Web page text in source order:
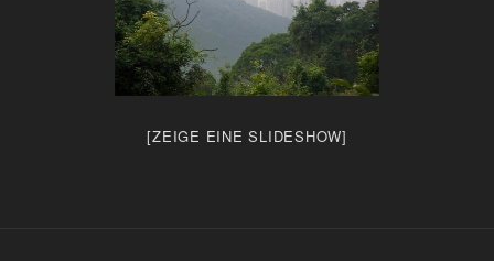
[ZEIGE EINE SLIDESHOW]